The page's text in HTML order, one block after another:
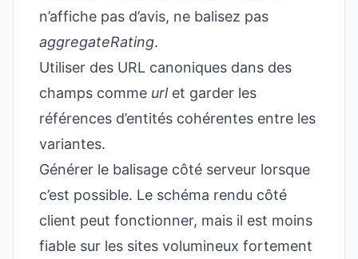
n’affiche pas d’avis, ne balisez pas
aggregateRating.
Utiliser des URL canoniques dans des
champs comme urlet garder les
références d’entités cohérentes entre les
variantes.
Générer le balisage côté serveur lorsque
c’est possible. Le schéma rendu côté
client peut fonctionner, mais il est moins
fiable sur les sites volumineux fortement